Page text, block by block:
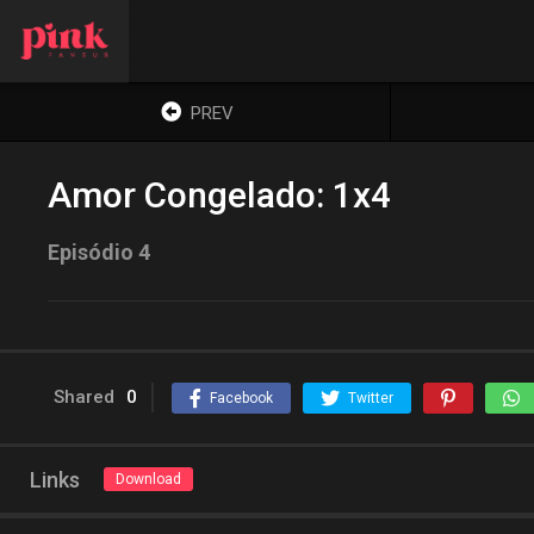
PREV
Amor Congelado: 1x4
Episódio 4
Shared 0 Facebook Twitter
Links Download